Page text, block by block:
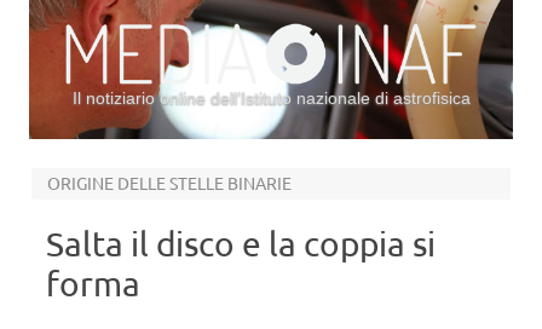
Il notiziario online dell’Istituto nazionale di astrofisica
ORIGINE DELLE STELLE BINARIE
Salta il disco e la coppia si
forma